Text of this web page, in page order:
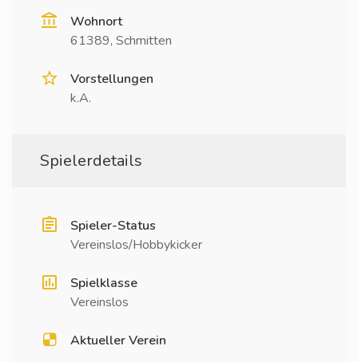
Wohnort
61389, Schmitten
Vorstellungen
k.A.
Spielerdetails
Spieler-Status
Vereinslos/Hobbykicker
Spielklasse
Vereinslos
Aktueller Verein